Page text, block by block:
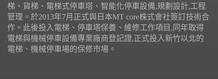
梯、貨梯、電梯式停車塔、智能化停車設備,規劃設計,工程
管理。於2013年7月正式與日本MT core株式會社簽訂技術合
作。此後投入電梯、停車塔保養、維修工作項目,同年取得
電梯與機械停車設備專業廠商登記證,正式投入新竹以北的
電梯、機械停車場的保修市場。